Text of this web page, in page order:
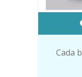
Cada